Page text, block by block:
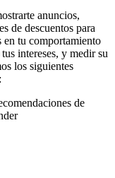
anuncios,
de descuentos para
en tu comportamiento
intereses, y medir su
los siguientes
de